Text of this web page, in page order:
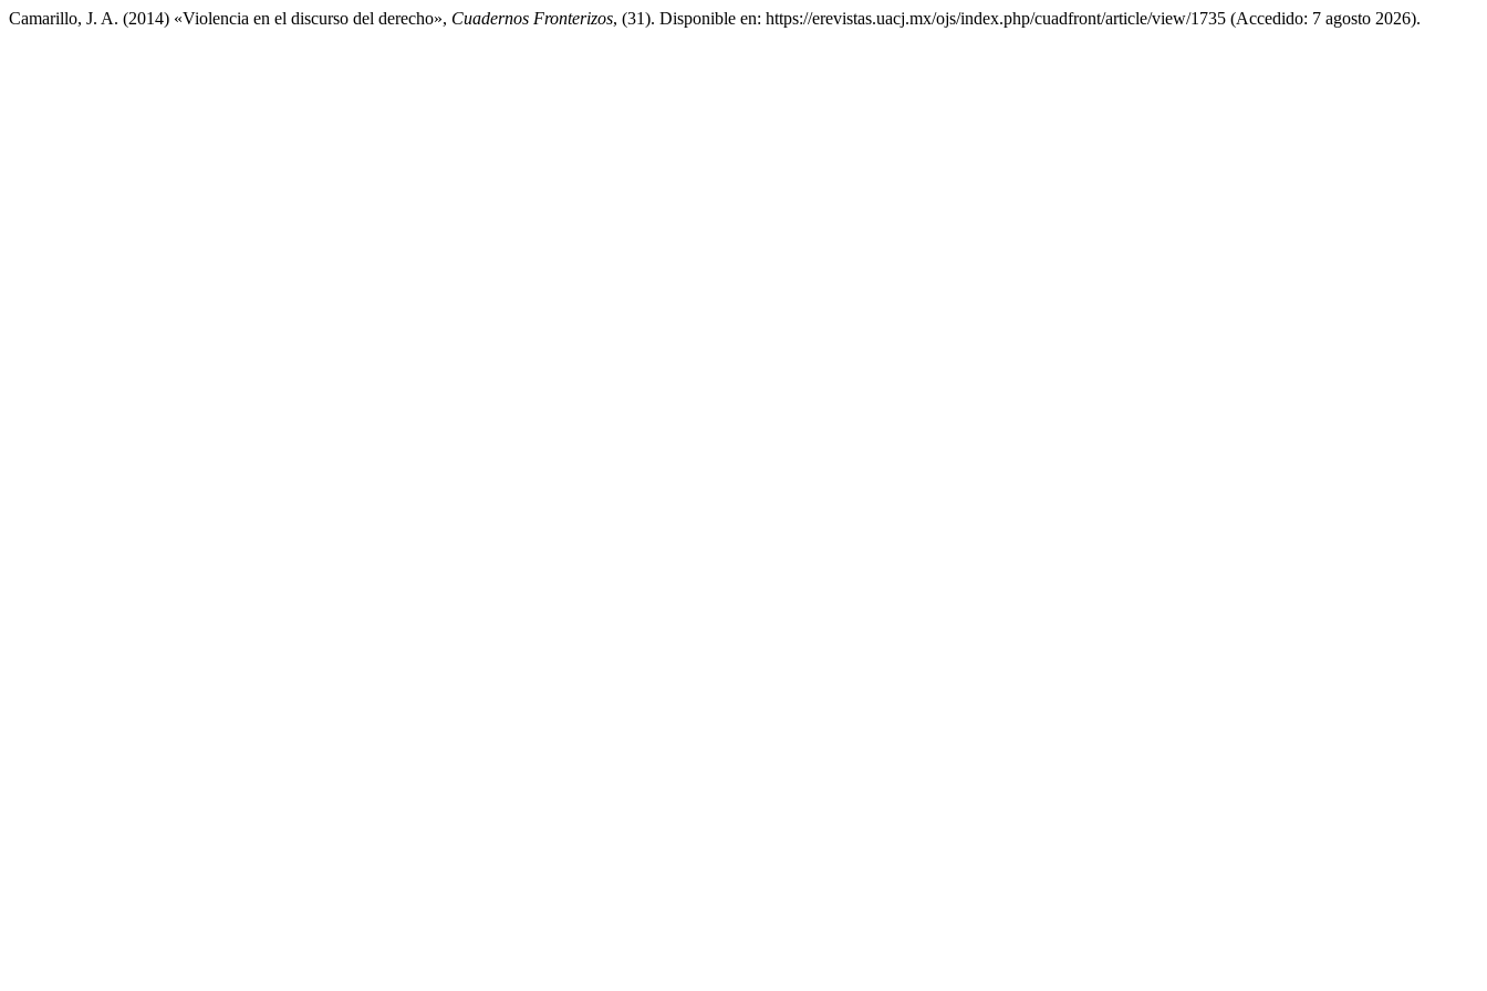
Camarillo, J. A. (2014) «Violencia en el discurso del derecho», Cuadernos Fronterizos, (31). Disponible en: https://erevistas.uacj.mx/ojs/index.php/cuadfront/article/view/1735 (Accedido: 7 agosto 2026).